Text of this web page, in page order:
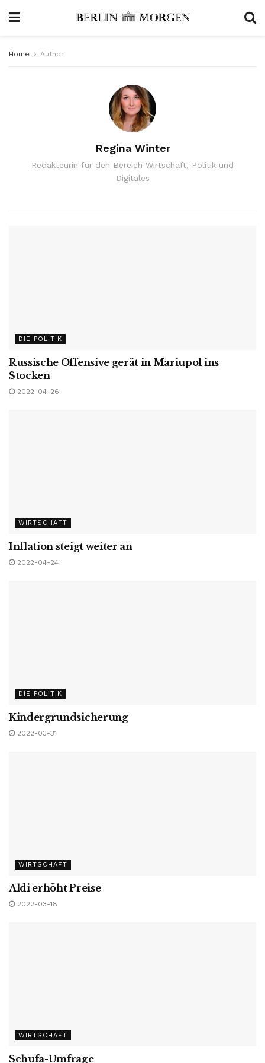
Home Author
Regina Winter
Redakteurin für den Bereich Wirtschaft, Politik und
Digitales
DIE POLITIK
Russische Offensive gerät in Mariupol ins
Stocken
2022-04-26
WIRTSCHAFT
Inflation steigt weiter an
2022-04-24
DIE POLITIK
Kindergrundsicherung
2022-03-31
WIRTSCHAFT
Aldi erhöht Preise
2022-03-18
WIRTSCHAFT
Schufa-Umfrage